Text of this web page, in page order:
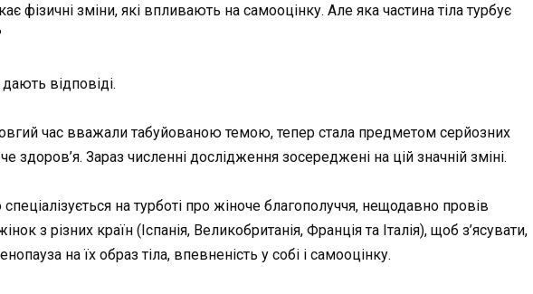
фізичні зміни, які впливають на самооцінку. Але яка частина тіла турбує
відповіді.
час вважали табуйованою темою, тепер стала предметом серйозних
здоров’я. Зараз численні дослідження зосереджені на цій значній зміні.
на турботі про жіноче благополуччя, нещодавно провів
з різних країн (Іспанія, Великобританія, Франція та Італія), щоб з’ясувати,
на їх образ тіла, впевненість у собі і самооцінку.